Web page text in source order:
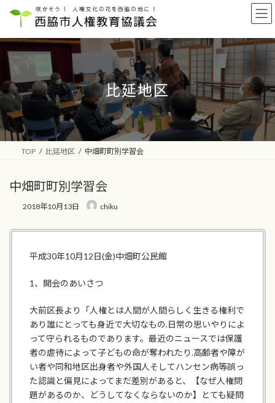
ン
ツ
ス
キ
ッ
プ
ー
シ
ン
に
移
動
比延地区
TOP 比延地区 中畑町町別学習会
中畑町町別学習会
2018年10月13日 chiku
平成30年10月12日(金)中畑町公民館
1、開会のあいさつ
大前区長より「人権とは人間が人間らしく生きる権利で
あり誰にとっても身近で大切なもの.日常の思いやりによ
って守られるものであります。最近のニュースでは保護
者の虐待によって子どもの命が奪われたり.高齢者や障が
い者や同和地区出身者や外国人そしてハンセン病等誤っ
た認識と偏見によってまだ差別があると、【なぜ人権問
題があるのか、どうしてなくならないのか】とても疑問